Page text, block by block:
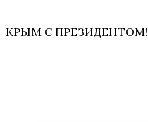
КРЫМ С ПРЕЗИДЕНТОМ!